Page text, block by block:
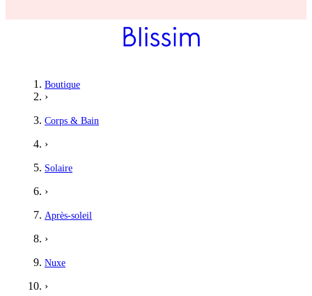
Myriam
Boutique
›
Corps & Bain
›
Solaire
›
Après-soleil
›
Nuxe
›